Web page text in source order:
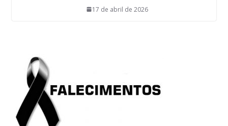
17 de abril de 2026